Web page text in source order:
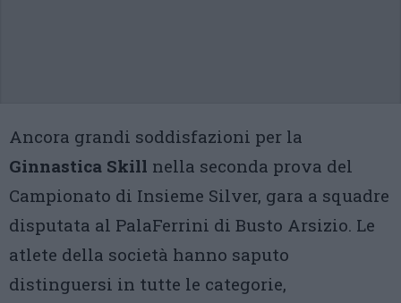
Ancora grandi soddisfazioni per la
Ginnastica Skill nella seconda prova del
Campionato di Insieme Silver, gara a squadre
disputata al PalaFerrini di Busto Arsizio. Le
atlete della società hanno saputo
distinguersi in tutte le categorie,